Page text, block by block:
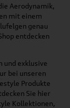
Aerodynamik,
mit einem
genau
entdecken
und exklusive
bei unseren
Produkte
Sie hier
Kollektionen,